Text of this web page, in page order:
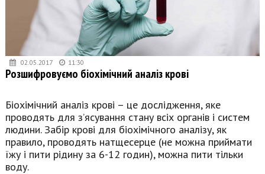
02.05.2017 11:30
Розшифровуємо біохімічний аналіз крові
Біохімічний аналіз крові – це дослідження, яке
проводять для з’ясування стану всіх органів і систем
людини. Забір крові для біохімічного аналізу, як
правило, проводять натщесерце (не можна приймати
їжу і пити рідину за 6-12 годин), можна пити тільки
воду.